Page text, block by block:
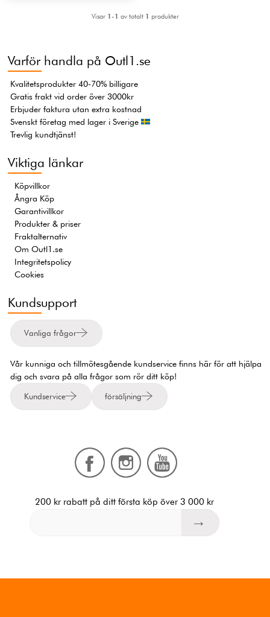
Visar 1-1 av totalt 1 produkter
Varför handla på Outl1.se
Kvalitetsprodukter 40-70% billigare
Gratis frakt vid order över 3000kr
Erbjuder faktura utan extra kostnad
Svenskt företag med lager i Sverige
Trevlig kundtjänst!
Viktiga länkar
Köpvillkor
Ångra Köp
Garantivillkor
Produkter & priser
Fraktalternativ
Om Outl1.se
Integritetspolicy
Cookies
Kundsupport
Vanliga frågor
Vår kunniga och tillmötesgående kundservice finns här för att hjälpa
dig och svara på alla frågor som rör ditt köp!
Kundservice försäljning
200 kr rabatt på ditt första köp över 3 000 kr